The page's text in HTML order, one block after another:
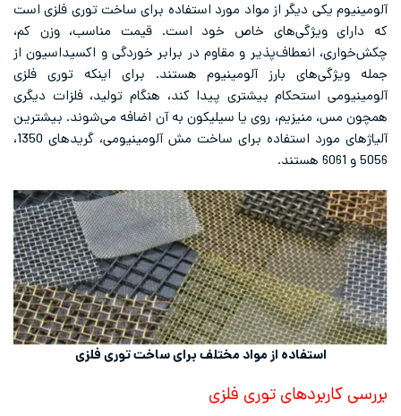
آلومینیوم یکی دیگر از مواد مورد استفاده برای ساخت توری فلزی است
که دارای ویژگی‌های خاص خود است. قیمت مناسب، وزن کم،
چکش‌خواری، انعطاف‌پذیر و مقاوم در برابر خوردگی و اکسیداسیون از
جمله ویژگی‌های بارز آلومینیوم هستند. برای اینکه توری فلزی
آلومینیومی استحکام بیشتری پیدا کند، هنگام تولید، فلزات دیگری
همچون مس، منیزیم، روی یا سیلیکون به آن اضافه می‌شوند. بیشترین
آلیاژهای مورد استفاده برای ساخت مش آلومینیومی، گریدهای 1350،
5056 و 6061 هستند.
استفاده از مواد مختلف برای ساخت توری فلزی
بررسی کاربردهای توری فلزی